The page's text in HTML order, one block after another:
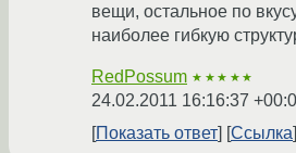
вещи, остальное по
наиболее гибкую
RedPossum ★★★★★
24.02.2011 16:16:37
Показать ответ
Ссылка